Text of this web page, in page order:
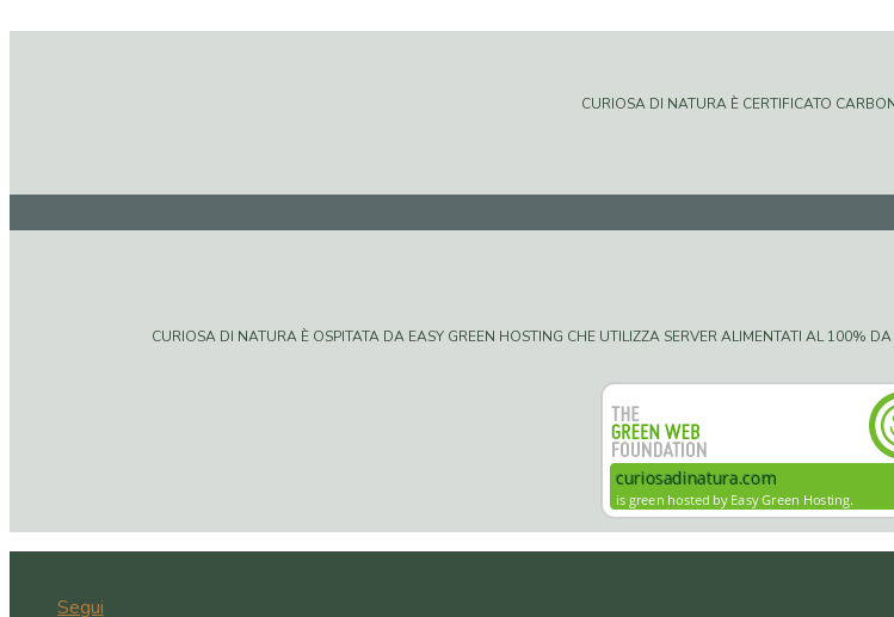
CURIOSA DI NATURA È CERTIFICATO
CURIOSA DI NATURA È OSPITATA DA EASY GREEN HOSTING CHE UTILIZZA SERVER ALIMENTATI AL 100%
Segui